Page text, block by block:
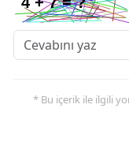
* Bu içerik ile ilgili